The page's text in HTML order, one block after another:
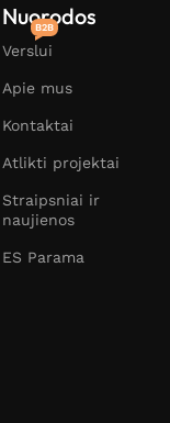
Nuorodos
Verslui
B2B
Apie mus
Kontaktai
Atlikti projektai
Straipsniai ir
naujienos
ES Parama